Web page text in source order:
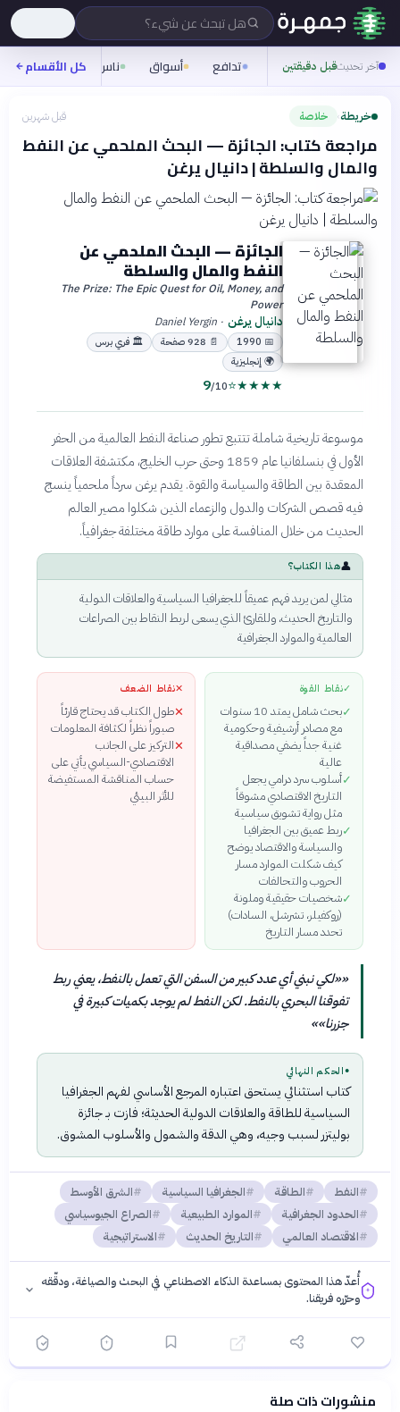
هل تبحث عن شيء؟
آخر تحديثقبل دقيقتين تدافع أسواق ناس روح
كل الأقسام
خريطة› خلاصة قبل شهرين
مراجعة كتاب: الجائزة — البحث الملحمي عن النفط
والمال والسلطة | دانيال يرغن
الجائزة — البحث الملحمي عن
النفط والمال والسلطة
The Prize: The Epic Quest for Oil, Money, and
Power
دانيال يرغن ·
Daniel Yergin
📅
1990
📄
928صفحة 🏛 فري برس
🌍إنجليزية
★
★
★
★
⭐
9/10
موسوعة تاريخية شاملة تتتبع تطور صناعة النفط العالمية من الحفر
الأول في بنسلفانيا عام 1859 وحتى حرب الخليج، مكتشفة العلاقات
المعقدة بين الطاقة والسياسة والقوة. يقدم يرغن سرداً ملحمياً ينسج
فيه قصص الشركات والدول والزعماء الذين شكلوا مصير العالم
الحديث من خلال المنافسة على موارد طاقة مختلفة جغرافياً.
👤هذا الكتاب؟
مثالي لمن يريد فهم عميقاً للجغرافيا السياسية والعلاقات الدولية
والتاريخ الحديث، وللقارئ الذي يسعى لربط النقاط بين الصراعات
العالمية والموارد الجغرافية
✓نقاط القوة
✓
بحث شامل يمتد 10 سنوات
مع مصادر أرشيفية وحكومية
غنية جداً يضفي مصداقية
عالية
✓أسلوب سرد درامي يجعل
التاريخ الاقتصادي مشوقاً
مثل رواية تشويق سياسية
✓ربط عميق بين الجغرافيا
والسياسة والاقتصاد يوضح
كيف شكلت الموارد مسار
الحروب والتحالفات
✓شخصيات حقيقية وملونة
(روكفيلر، تشرشل، السادات)
تحدد مسار التاريخ
✕نقاط الضعف
✕طول الكتاب قد يحتاج قارئاً
صبوراً نظراً لكثافة المعلومات
✕التركيز على الجانب
الاقتصادي-السياسي يأتي على
حساب المناقشة المستفيضة
للأثر البيئي
««لكي نبني أي عدد كبير من السفن التي تعمل بالنفط، يعني ربط
تفوقنا البحري بالنفط. لكن النفط لم يوجد بكميات كبيرة في
جزرنا»»
●الحكم النهائي
كتاب استثنائي يستحق اعتباره المرجع الأساسي لفهم الجغرافيا
السياسية للطاقة والعلاقات الدولية الحديثة؛ فازت بـ جائزة
بوليتزر لسبب وجيه، وهي الدقة والشمول والأسلوب المشوق.
النفط الطاقة الجغرافيا السياسية
الشرق الأوسط
الحدود الجغرافية
الموارد الطبيعية
الصراع الجيوسياسي
الاقتصاد العالمي
التاريخ الحديث الاستراتيجية
أُعدّ هذا المحتوى بمساعدة الذكاء الاصطناعي في البحث والصياغة، ودقّقه
وحرّره فريقنا.
فلسفتنا المعرفية· سياسة الذكاء الاصطناعيمنشورات ذات صلة